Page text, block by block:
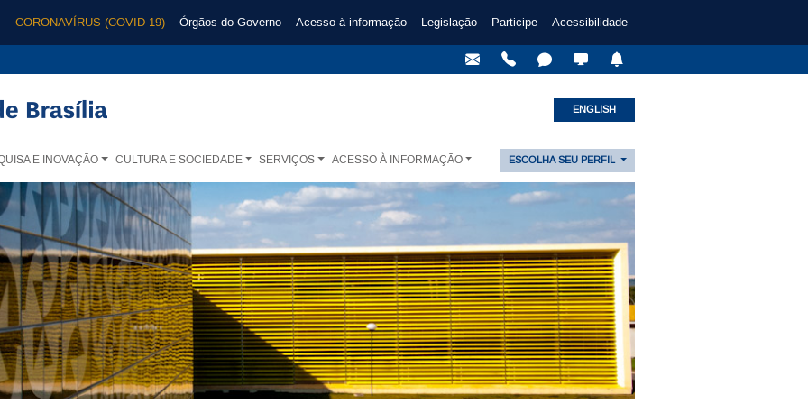
CORONAVÍRUS (COVID-19) Órgãos do Governo Acesso à informação Legislação Participe Acessibilidade
ENGLISH
E INOVAÇÃO CULTURA E SOCIEDADE SERVIÇOS ACESSO À INFORMAÇÃO ESCOLHA SEU PERFIL